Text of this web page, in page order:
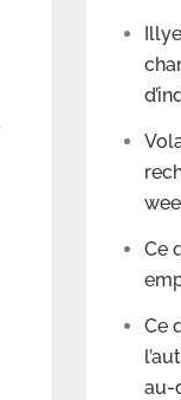
Ce
Ce
au-